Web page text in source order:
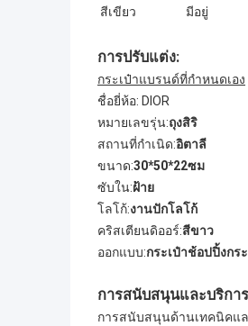
สีเขียว
มีอยู่
การปรับแต่ง:
กระเป๋าแบรนด์ที่กำหนดเอง
ชื่อยี่ห้อ: DIOR
หมายเลขรุ่น:ถุงสิริ
สถานที่กำเนิด:อิตาลี
ขนาด:30*50*22ซม
ซับใน:ฝ้าย
โลโก้:งานปักโลโก้
คริสเตียนดิออร์:สีขาว
ออกแบบ:กระเป๋าช้อปปิ้งกร
การสนับสนุนและบริกา
การสนับสนุนด้านเทคนิคแ